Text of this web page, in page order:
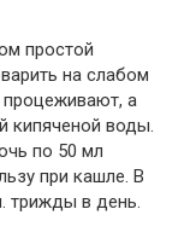
простой
на слабом
процеживают, а
кипяченой воды.
по 50 мл
при кашле. В
трижды в день.